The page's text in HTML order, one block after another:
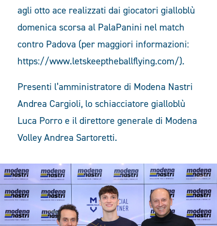
agli otto ace realizzati dai giocatori gialloblù
domenica scorsa al PalaPanini nel match
contro Padova (per maggiori informazioni:
https://www.letskeeptheballflying.com/).
Presenti l’amministratore di Modena Nastri
Andrea Cargioli, lo schiacciatore gialloblù
Luca Porro e il direttore generale di Modena
Volley Andrea Sartoretti.